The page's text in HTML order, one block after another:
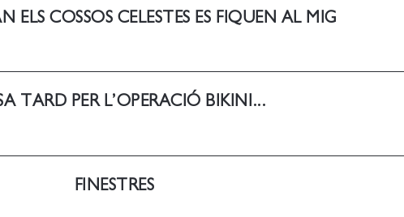
ELS COSSOS CELESTES ES FIQUEN AL MIG
TARD PER L’OPERACIÓ BIKINI...
FINESTRES